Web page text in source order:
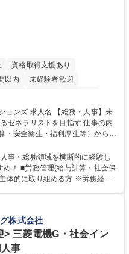
資格取得支援あり
以内
未経験者歓迎
土日祝休み 寮・社宅あり
・人事】未
ラリストを目指す 仕事の内
・安全衛生・福利厚生等）からお
業務へ守備範囲を広げ、組織運
与
衛生、健康経営推進等をお任せ
、幅広く経験を積んでいただき
す。 募集職種 【総
運営を支えるゼネラリストを目
事・総務領域を横断的に経験し
・社会保
体的に取り組める方 ※労務経験
手続き・勤怠管理など）の経験
株式会社
> 三菱電機G・社会イン
事